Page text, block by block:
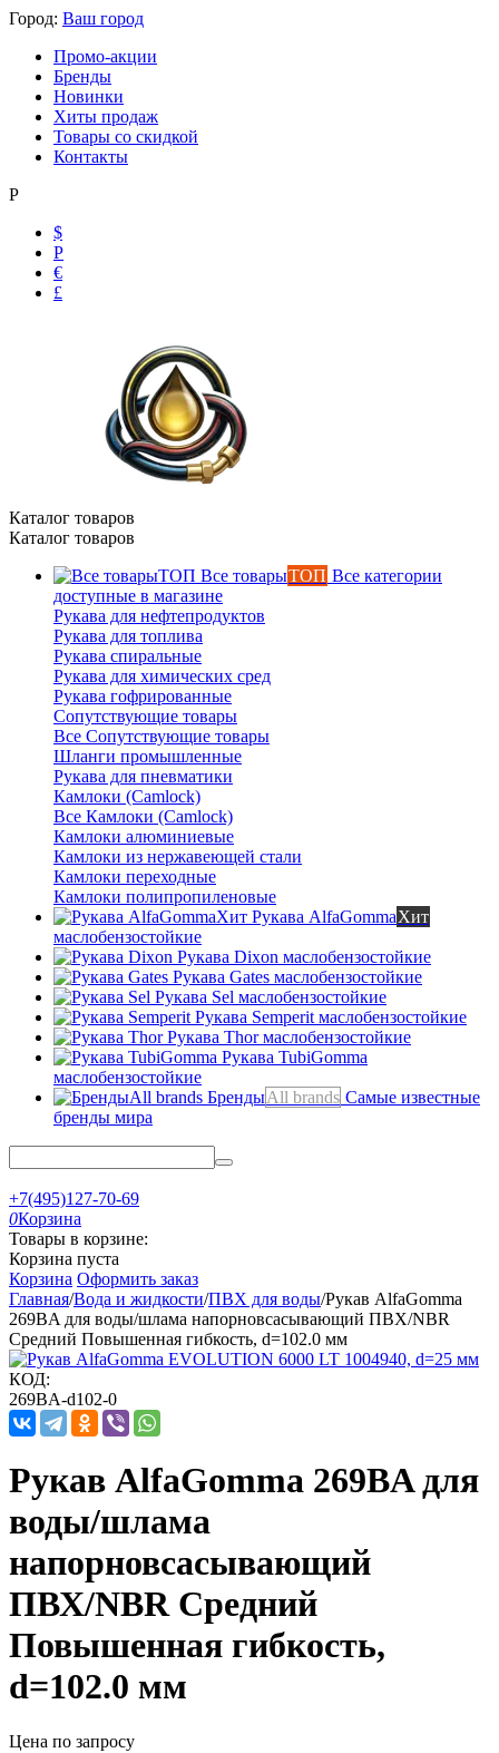
Город: Ваш город
Промо-акции
Бренды
Новинки
Хиты продаж
Товары со скидкой
Контакты
Р
$
Р
€
£
Каталог товаров
Каталог товаров
Все товарыТОП Все категории
доступные в магазине
Рукава для нефтепродуктов
Рукава для топлива
Рукава спиральные
Рукава для химических сред
Рукава гофрированные
Сопутствующие товары
Все Сопутствующие товары
Шланги промышленные
Рукава для пневматики
Камлоки (Camlock)
Все Камлоки (Camlock)
Камлоки алюминиевые
Камлоки из нержавеющей стали
Камлоки переходные
Камлоки полипропиленовые
Рукава AlfaGommaХит
маслобензостойкие
Рукава Dixon маслобензостойкие
Рукава Gates маслобензостойкие
Рукава Sel маслобензостойкие
Рукава Semperit маслобензостойкие
Рукава Thorмаслобензостойкие
Рукава TubiGomma
маслобензостойкие
БрендыAll brands Самые известные
бренды мира
+7(495)127-70-69
0Корзина
Товары в корзине:
Корзина пуста
Корзина Оформить заказ
Главная/Вода и жидкости/ПВХ для воды/Рукав AlfaGomma
269BA для воды/шлама напорновсасывающий ПВХ/NBR
Средний Повышенная гибкость, d=102.0 мм
КОД:
269BA-d102-0
Рукав AlfaGomma 269BA для
воды/шлама
напорновсасывающий
ПВХ/NBR Средний
Повышенная гибкость,
d=102.0 мм
Цена по запросу
Маслобензостойкие рукава